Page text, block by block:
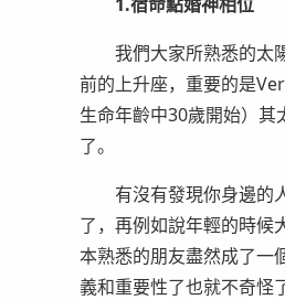
我們大家所熟悉的太陽
前的上升座，重要的是
生命年齡中30歲開始）
了。
有沒有發現你身邊的人
了，再例如說年輕的時候
本熟悉的朋友盡然成了一
義和重要性了也就不奇怪